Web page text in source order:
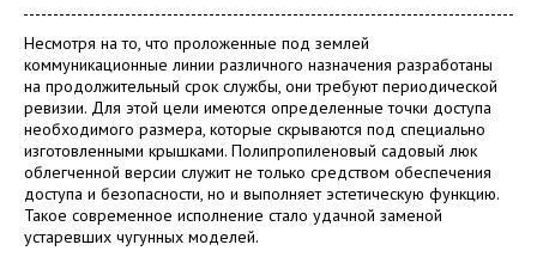
Несмотря на то, что проложенные под землей
коммуникационные линии различного назначения разработаны
на продолжительный срок службы, они требуют периодической
ревизии. Для этой цели имеются определенные точки доступа
необходимого размера, которые скрываются под специально
изготовленными крышками. Полипропиленовый садовый люк
облегченной версии служит не только средством обеспечения
доступа и безопасности, но и выполняет эстетическую функцию.
Такое современное исполнение стало удачной заменой
устаревших чугунных моделей.